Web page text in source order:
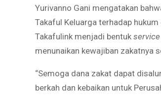
Yurivanno Gani mengatakan
Takaful Keluarga terhadap
Takafulink menjadi bentuk
menunaikan kewajiban zakatnya
“Semoga dana zakat dapat
berkah dan kebaikan untuk